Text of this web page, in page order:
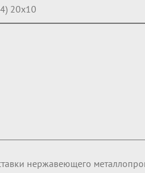
20х10
нержавеющего